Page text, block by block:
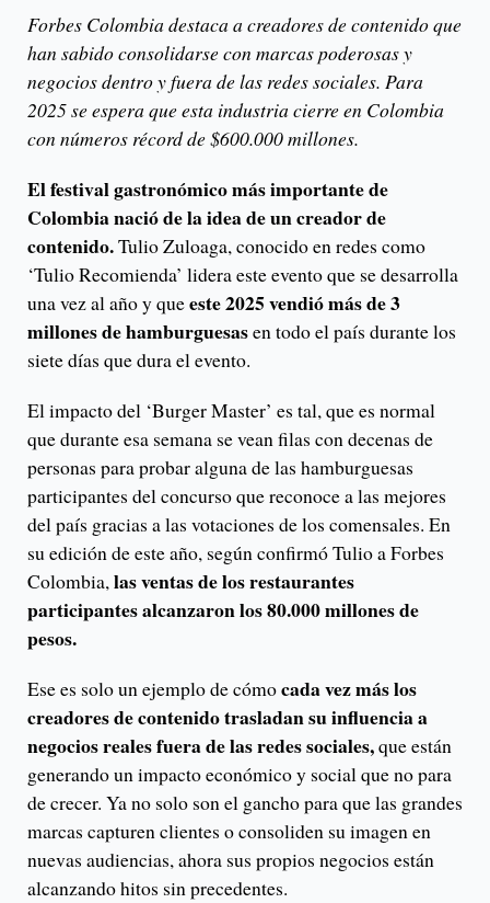
Forbes Colombia destaca a creadores de contenido que
han sabido consolidarse con marcas poderosas y
negocios dentro y fuera de las redes sociales. Para
2025 se espera que esta industria cierre en Colombia
con números récord de $600.000 millones.
El festival gastronómico más importante de
Colombia nació de la idea de un creador de
contenido.Tulio Zuloaga, conocido en redes como
‘Tulio Recomienda’ lidera este evento que se desarrolla
una vez al año y queeste 2025 vendió más de 3
millones de hamburguesasen todo el país durante los
siete días que dura el evento.
El impacto del ‘Burger Master’ es tal, que es normal
que durante esa semana se vean filas con decenas de
personas para probar alguna de las hamburguesas
participantes del concurso que reconoce a las mejores
del país gracias a las votaciones de los comensales. En
su edición de este año, según confirmó Tulio a Forbes
Colombia,las ventas de los restaurantes
participantes alcanzaron los 80.000 millones de
pesos.
Ese es solo un ejemplo de cómocada vez más los
creadores de contenido trasladan su influencia a
negocios reales fuera de las redes sociales,que están
generando un impacto económico y social que no para
de crecer. Ya no solo son el gancho para que las grandes
marcas capturen clientes o consoliden su imagen en
nuevas audiencias, ahora sus propios negocios están
alcanzando hitos sin precedentes.